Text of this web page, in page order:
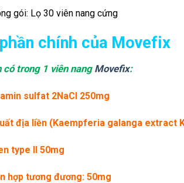
gói: Lọ 30 viên nang cứng
chính của Movefix
có trong 1 viên nang Movefix:
sulfat 2NaCl 250mg
địa liền (Kaempferia galanga extract
type II 50mg
hợp tương đương: 50mg